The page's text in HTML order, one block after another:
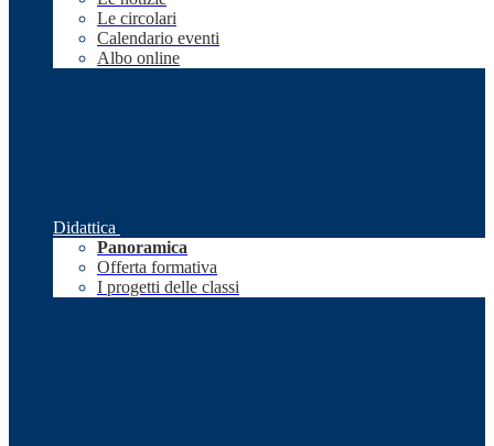
Le circolari
Calendario eventi
Albo online
Didattica
Panoramica
Offerta formativa
I progetti delle classi